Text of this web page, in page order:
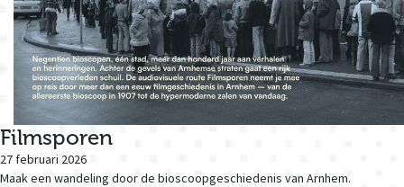
Filmsporen
27 februari 2026
Maak een wandeling door de bioscoopgeschiedenis van Arnhem.